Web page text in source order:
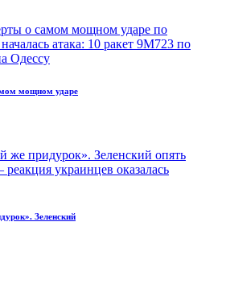
мощном ударе
Зеленский